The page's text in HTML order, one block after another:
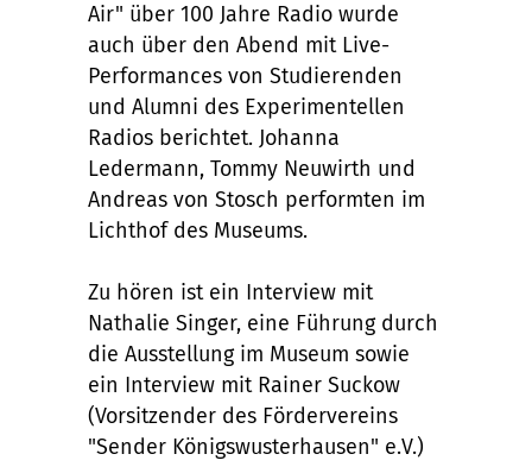
Air" über 100 Jahre Radio wurde
auch über den Abend mit Live-
Performances von Studierenden
und Alumni des Experimentellen
Radios berichtet. Johanna
Ledermann, Tommy Neuwirth und
Andreas von Stosch performten im
Lichthof des Museums.
Zu hören ist ein Interview mit
Nathalie Singer, eine Führung durch
die Ausstellung im Museum sowie
ein Interview mit Rainer Suckow
(Vorsitzender des Fördervereins
"Sender Königswusterhausen" e.V.)